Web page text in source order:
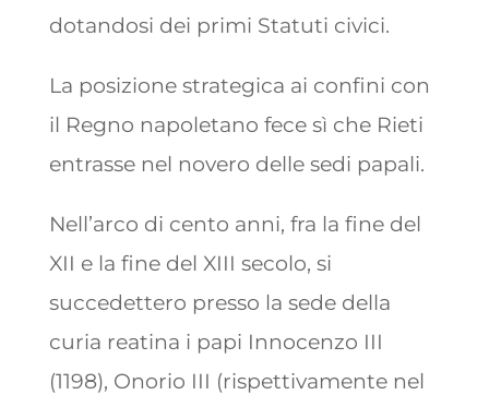
dotandosi dei primi Statuti civici.
La posizione strategica ai confini con
il Regno napoletano fece sì che Rieti
entrasse nel novero delle sedi papali.
Nell’arco di cento anni, fra la fine del
XII e la fine del XIII secolo, si
succedettero presso la sede della
curia reatina i papi Innocenzo III
(1198), Onorio III (rispettivamente nel